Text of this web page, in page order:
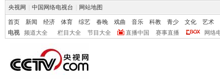
央视网 中国网络电视台 网站地图
首页 新闻 经济 体育 综艺 春晚 戏曲 音乐 科教 青少 文化
艺术
电视
频道大全 栏目大全 节目大全 直播中国 赛事直播 网络